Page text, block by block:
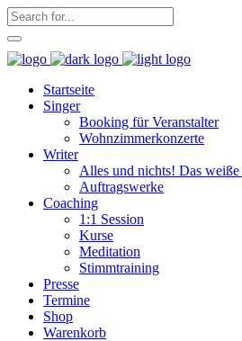
Startseite
Singer
Booking für Veranstalter
Wohnzimmerkonzerte
Writer
Alles und nichts! Das
Auftragswerke
Coaching
1:1 Session
Kurse
Meditation
Stimmtraining
Presse
Termine
Shop
Warenkorb